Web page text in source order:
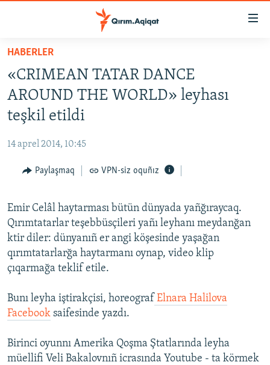
Esas
qaytmaq
Baş
navigatsiyağa
qaytmaq
Qıdıruvğa
qaytmaq
İQTİSADİYAT
MEDENİYET
İNSAN AQLARI
SÜRET
BLOGLAR
FİKİR
Русский
Українською
QOŞULIÑIZ!
HABERLER
«CRIMEAN TATAR DANCE
AROUND THE WORLD» leyhası
teşkil etildi
14 aprel 2014, 10:45
Paylaşmaq VPN-siz oquñız
Emir Celâl haytarması bütün dünyada yañğıraycaq.
Qırımtatarlar teşebbüsçileri yañı leyhanı meydanğan
ktir diler: dünyanıñ er angi köşesinde yaşağan
qırımtatarlarğa haytarmanı oynap, video klip
çıqarmağa teklif etile.
Bunı leyha iştirakçisi, horeograf Elnara Halilova
Facebook saifesinde yazdı.
Birinci oyunnı Amerika Qoşma Ştatlarında leyha
müellifi Veli Bakalovnıñ icrasında Youtube - ta körmek